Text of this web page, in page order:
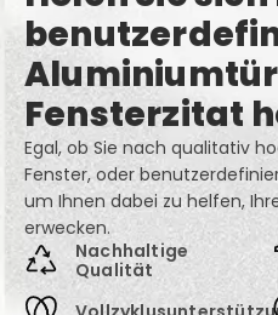
Holen Sie
Fensterzitat
Egal, ob Sie nach qualitativ
Fenster, oder
um Ihnen dabei zu helfen,
erwecken.
Nachhaltige
Qualität